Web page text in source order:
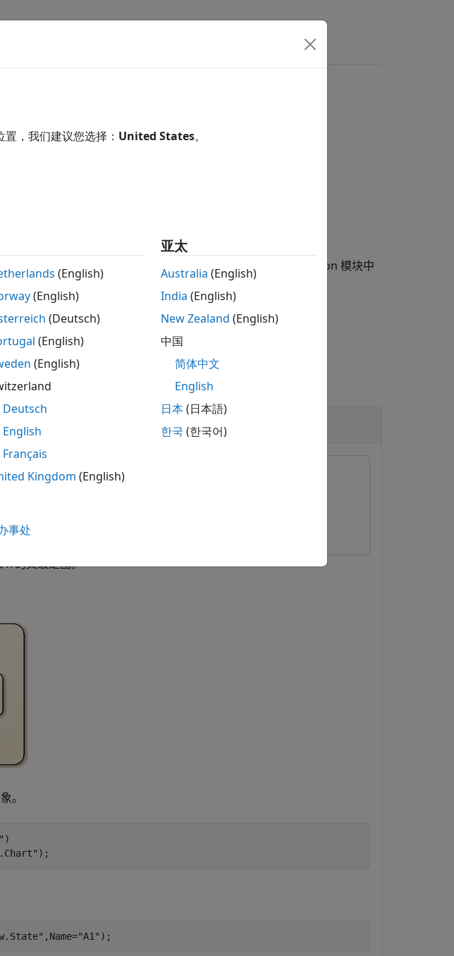
图、 State Transition Table Truth Table 或 MATLAB Function 模块中
A的父级是图。
。
)
);
,Name="A1" );
，我们建议您选择： United States。
(English)
(English)
(Deutsch)
(English)
(English)
Deutsch
English
Français
Kingdom (English)
亚太
Australia (English)
India (English)
New Zealand (English)
中国
简体中文
English
日本(日本語)
한국 (한국어)
事处